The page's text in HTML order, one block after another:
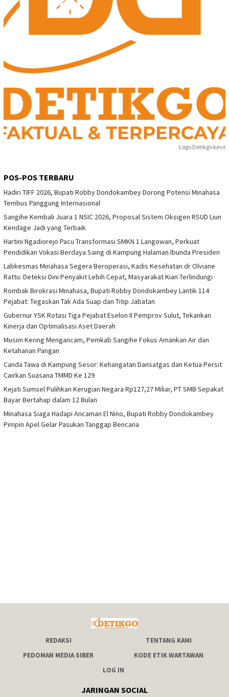
Logo Detikgo kecil
POS-POS TERBARU
Hadiri TIFF 2026, Bupati Robby Dondokambey Dorong Potensi Minahasa
Tembus Panggung Internasional
Sangihe Kembali Juara 1 NSIC 2026, Proposal Sistem Oksigen RSUD Liun
Kendage Jadi yang Terbaik
Hartini Ngadiorejo Pacu Transformasi SMKN 1 Langowan, Perkuat
Pendidikan Vokasi Berdaya Saing di Kampung Halaman Ibunda Presiden
Labkesmas Minahasa Segera Beroperasi, Kadis Kesehatan dr Olviane
Rattu: Deteksi Dini Penyakit Lebih Cepat, Masyarakat Kian Terlindungi
Rombak Birokrasi Minahasa, Bupati Robby Dondokambey Lantik 114
Pejabat: Tegaskan Tak Ada Suap dan Titip Jabatan
Gubernur YSK Rotasi Tiga Pejabat Eselon II Pemprov Sulut, Tekankan
Kinerja dan Optimalisasi Aset Daerah
Musim Kering Mengancam, Pemkab Sangihe Fokus Amankan Air dan
Ketahanan Pangan
Canda Tawa di Kampung Sesor: Kehangatan Dansatgas dan Ketua Persit
Cairkan Suasana TMMD Ke 129
Kejati Sumsel Pulihkan Kerugian Negara Rp127,27 Miliar, PT SMB Sepakat
Bayar Bertahap dalam 12 Bulan
Minahasa Siaga Hadapi Ancaman El Nino, Bupati Robby Dondokambey
Pimpin Apel Gelar Pasukan Tanggap Bencana
REDAKSI
TENTANG KAMI
PEDOMAN MEDIA SIBER
KODE ETIK WARTAWAN
LOG IN
JARINGAN SOCIAL